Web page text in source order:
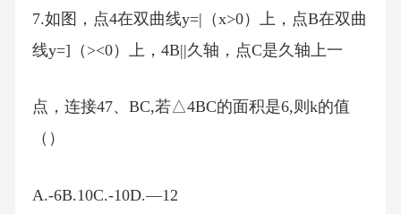
7.如图，点4在双曲线y=|（x>0）上，点B在双曲
线y=]（><0）上，4B||久轴，点C是久轴上一
点，连接47、BC,若△4BC的面积是6,则k的值
（）
A.-6B.10C.-10D.—12